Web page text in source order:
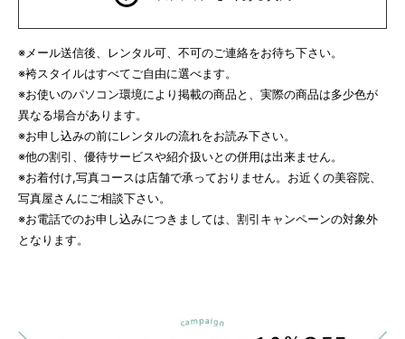
※メール送信後、レンタル可、不可のご連絡をお待ち下さい。
※袴スタイルはすべてご自由に選べます。
※お使いのパソコン環境により掲載の商品と、実際の商品は多少色が
異なる場合があります。
※お申し込みの前にレンタルの流れをお読み下さい。
※他の割引、優待サービスや紹介扱いとの併用は出来ません。
※お着付け,写真コースは店舗で承っておりません。お近くの美容院、
写真屋さんにご相談下さい。
※お電話でのお申し込みにつきましては、割引キャンペーンの対象外
となります。